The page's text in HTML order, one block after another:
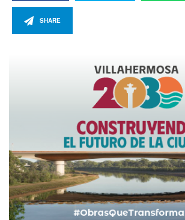
SHARE